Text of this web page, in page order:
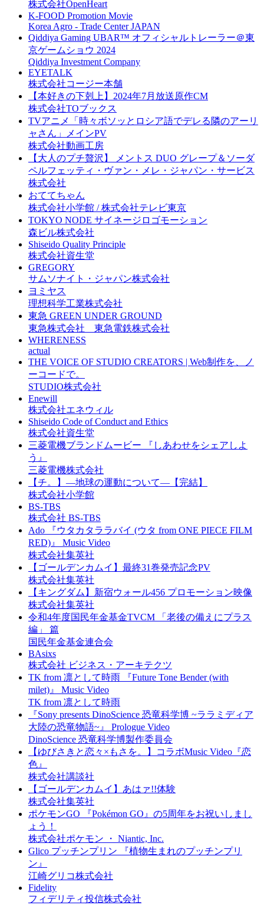
株式会社OpenHeart
K-FOOD Promotion Movie
Korea Agro - Trade Center JAPAN
Qiddiya Gaming UBAR™️ オフィシャルトレーラー＠東
京ゲームショウ 2024
Qiddiya Investment Company‎
EYETALK
株式会社コージー本舗
【本好きの下剋上】2024年7月放送原作CM
株式会社TOブックス
TVアニメ「時々ボソッとロシア語でデレる隣のアーリ
ャさん」メインPV
株式会社動画工房
【大人のプチ贅沢】 メントス DUO グレープ＆ソーダ
ペルフェッティ・ヴァン・メレ・ジャパン・サービス
株式会社
おててちゃん
株式会社小学館 / 株式会社テレビ東京
TOKYO NODE サイネージロゴモーション
森ビル株式会社
Shiseido Quality Principle
株式会社資生堂
GREGORY
サムソナイト・ジャパン株式会社
ヨミヤス
理想科学工業株式会社
東急 GREEN UNDER GROUND
東急株式会社 東急電鉄株式会社
WHERENESS
actual
THE VOICE OF STUDIO CREATORS | Web制作を、ノ
ーコードで。
STUDIO株式会社
Enewill
株式会社エネウィル
Shiseido Code of Conduct and Ethics
株式会社資生堂
三菱電機ブランドムービー 『しあわせをシェアしよ
う』
三菱電機株式会社
【チ。】―地球の運動について―【完結】
株式会社小学館
BS-TBS
株式会社 BS-TBS
Ado 『ウタカタララバイ (ウタ from ONE PIECE FILM
RED)』 Music Video
株式会社集英社
【ゴールデンカムイ】最終31巻発売記念PV
株式会社集英社
【キングダム】新宿ウォール456 プロモーション映像
株式会社集英社
令和4年度国民年金基金TVCM 「老後の備えにプラス
編」 篇
国民年金基金連合会
BAsixs
株式会社 ビジネス・アーキテクツ
TK from 凛として時雨 『Future Tone Bender (with
milet)』 Music Video
TK from 凛として時雨
『Sony presents DinoScience 恐竜科学博 ~ララミディア
大陸の恐竜物語~』 Prologue Video
DinoScience 恐竜科学博製作委員会
【ゆびさきと恋々×もさを。】コラボMusic Video『恋
色』
株式会社講談社
【ゴールデンカムイ】あはァ!!体験
株式会社集英社
ポケモンGO 『Pokémon GO』の5周年をお祝いしまし
ょう！
株式会社ポケモン ・ Niantic, Inc.
Glico プッチンプリン 『植物生まれのプッチンプリ
ン』
江崎グリコ株式会社
Fidelity
フィデリティ投信株式会社